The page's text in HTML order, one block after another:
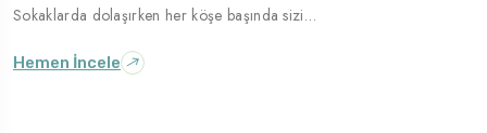
Sokaklarda dolaşırken her köşe başında sizi…
Hemen İncele